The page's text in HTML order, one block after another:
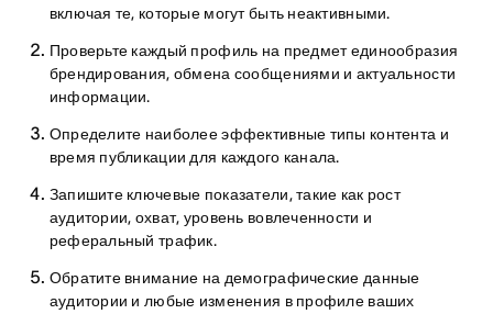
включая те, которые могут быть неактивными.
Проверьте каждый профиль на предмет единообразия
брендирования, обмена сообщениями и актуальности
информации.
Определите наиболее эффективные типы контента и
время публикации для каждого канала.
Запишите ключевые показатели, такие как рост
аудитории, охват, уровень вовлеченности и
реферальный трафик.
Обратите внимание на демографические данные
аудитории и любые изменения в профиле ваших